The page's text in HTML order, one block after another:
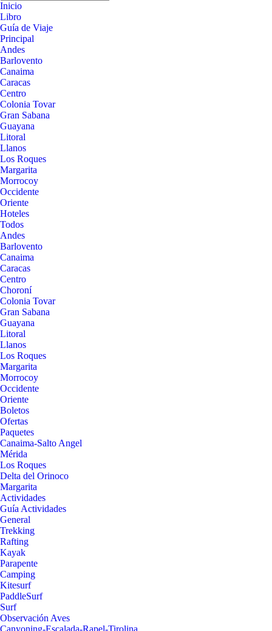
Inicio
Libro
Guía de Viaje
Principal
Andes
Barlovento
Canaima
Caracas
Centro
Colonia Tovar
Gran Sabana
Guayana
Litoral
Llanos
Los Roques
Margarita
Morrocoy
Occidente
Oriente
Hoteles
Todos
Andes
Barlovento
Canaima
Caracas
Centro
Choroní
Colonia Tovar
Gran Sabana
Guayana
Litoral
Llanos
Los Roques
Margarita
Morrocoy
Occidente
Oriente
Boletos
Ofertas
Paquetes
Canaima-Salto Angel
Mérida
Los Roques
Delta del Orinoco
Margarita
Actividades
Guía Actividades
General
Trekking
Rafting
Kayak
Parapente
Camping
Kitesurf
PaddleSurf
Surf
Observación Aves
Canyoning-Escalada-Rapel-Tirolina